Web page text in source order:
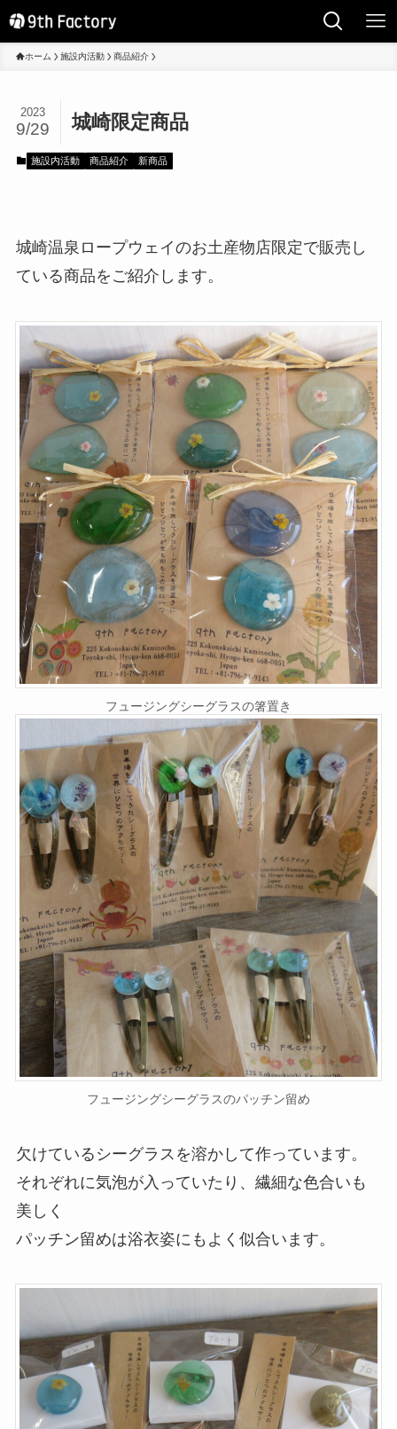
ホーム 施設内活動 商品紹介
城崎限定商品
2023
9/29
施設内活動 商品紹介 新商品
城崎温泉ロープウェイのお土産物店限定で販売し
ている商品をご紹介します。
フュージングシーグラスの箸置き
フュージングシーグラスのパッチン留め
欠けているシーグラスを溶かして作っています。
それぞれに気泡が入っていたり、繊細な色合いも
美しく
パッチン留めは浴衣姿にもよく似合います。